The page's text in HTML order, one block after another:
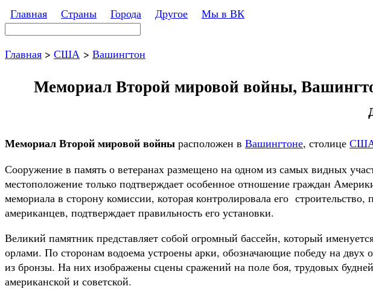
Перейти к основному содержанию
Главная Страны Города Другое Мы в ВК
Форма поиска
Поиск
Главная > США > Вашингтон
Мемориал Второй мировой войны,
Мемориал Второй мировой войны расположен в Вашингтоне, столице
Сооружение в память о ветеранах размещено на одном из самых видных
местоположение только подтверждает особенное отношение граждан
мемориала в сторону комиссии, которая контролировала его
американцев, подтверждает правильность его установки.
Великий памятник представляет собой огромный бассейн, который
орлами. По сторонам водоема устроены арки, обозначающие победу на
из бронзы. На них изображены сцены сражений на поле боя, трудовых
американской и советской.